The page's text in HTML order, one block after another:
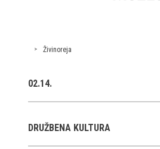
razstave
Občasne razstave
Gostovanja
Živinoreja
02.14.
DRUŽBENA KULTURA